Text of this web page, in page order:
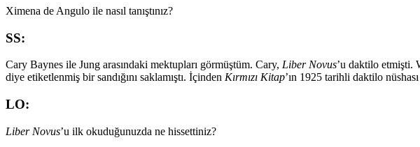
Ximena de Angulo ile nasıl tanıştınız?
SS:
Cary Baynes ile Jung arasındaki mektupları görmüştüm. Cary, Liber Novus’u daktilo etmişti.
diye etiketlenmiş bir sandığını saklamıştı. İçinden Kırmızı Kitap’ın 1925 tarihli daktilo nüshası
LO:
Liber Novus’u ilk okuduğunuzda ne hissettiniz?